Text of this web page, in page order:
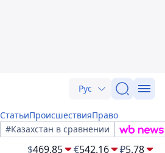
Рус
СтатьиПроисшествияПраво
#Казахстан в сравнении
$469.85 €542.16 ₽5.78